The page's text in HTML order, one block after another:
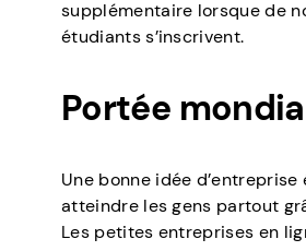
supplémentaire lorsque de
étudiants s’inscrivent.
Portée
Une bonne idée
atteindre les gens partout
Les petites entreprises en